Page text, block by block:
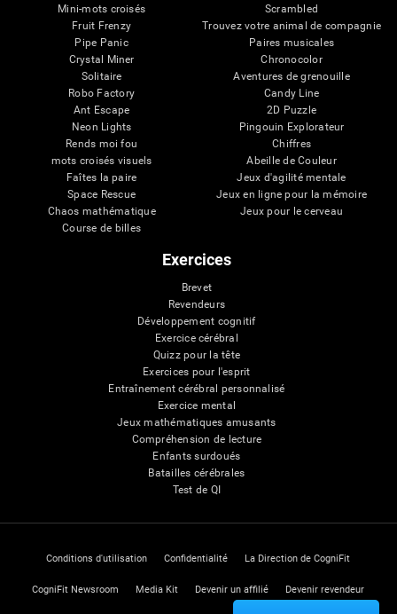
Mini-mots croisés
Fruit Frenzy
Pipe Panic
Crystal Miner
Solitaire
Robo Factory
Ant Escape
Neon Lights
Rends moi fou
mots croisés visuels
Faîtes la paire
Space Rescue
Chaos mathématique
Course de billes
Scrambled
Trouvez votre animal de compagnie
Paires musicales
Chronocolor
Aventures de grenouille
Candy Line
2D Puzzle
Pingouin Explorateur
Chiffres
Abeille de Couleur
Jeux d'agilité mentale
Jeux en ligne pour la mémoire
Jeux pour le cerveau
Exercices
Brevet
Revendeurs
Développement cognitif
Exercice cérébral
Quizz pour la tête
Exercices pour l'esprit
Entraînement cérébral personnalisé
Exercice mental
Jeux mathématiques amusants
Compréhension de lecture
Enfants surdoués
Batailles cérébrales
Test de QI
Conditions d'utilisation Confidentialité La Direction de CogniFit
CogniFit Newsroom Media Kit Devenir un affilié Devenir revendeur